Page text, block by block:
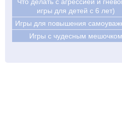
игры для детей с 6 лет)
Игры для повышения
Игры с чудесным мешочком